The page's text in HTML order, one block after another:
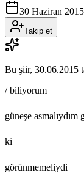
30 Haziran 2015
Takip et
Bu şiir, 30.06.2015
/ biliyorum
güneşe asmalıydım
ki
görünmemeliydi